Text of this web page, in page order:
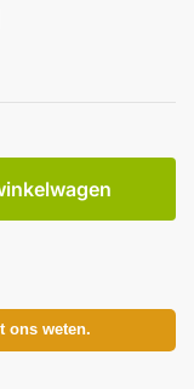
ons weten.